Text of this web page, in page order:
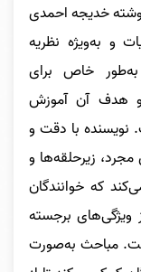
خدیجه احمدی
و به‌ویژه نظریه
خاص برای
و هدف آن آموزش
نویسنده با دقت و
زیرحلقه‌ها و
که خوانندگان
ویژگی‌های برجسته
مباحث به‌صورت